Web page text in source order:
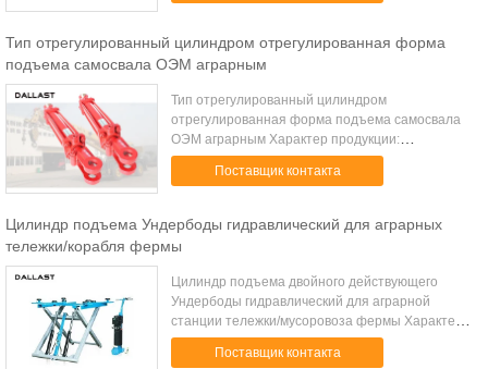
Тип отрегулированный цилиндром отрегулированная форма
подъема самосвала ОЭМ аграрным
Тип отрегулированный цилиндром
отрегулированная форма подъема самосвала
ОЭМ аграрным Характер продукции:
Гидравлические цилиндры важный
промышленный инструмент используемый в
Поставщик контакта
Цилиндр подъема Ундербоды гидравлический для аграрных
тележки/корабля фермы
Цилиндр подъема двойного действующего
Ундербоды гидравлический для аграрной
станции тележки/мусоровоза фермы Характер
продукции: Мы твердо считаем, что
качественные продучты во первых выведены от
Поставщик контакта